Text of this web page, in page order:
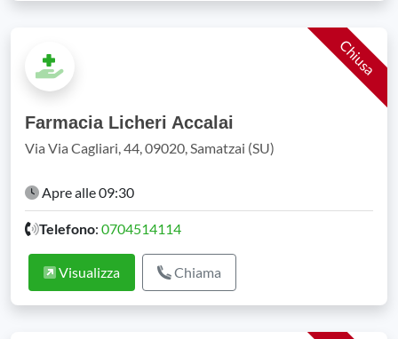
Farmacia Licheri Accalai
Via Via Cagliari, 44, 09020, Samatzai (SU)
Chiusa
Apre alle 09:30
Telefono: 0704514114
Visualizza Chiama